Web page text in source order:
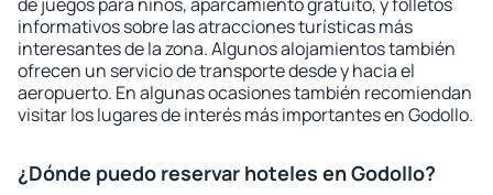
informativos sobre las atracciones turísticas más
interesantes de la zona. Algunos alojamientos también
ofrecen un servicio de transporte desde y hacia el
aeropuerto. En algunas ocasiones también recomiendan
visitar los lugares de interés más importantes en Godollo.
¿Dónde puedo reservar hoteles en Godollo?